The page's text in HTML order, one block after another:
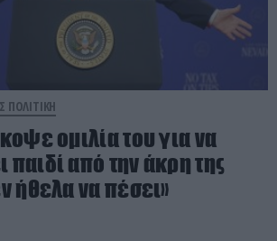
ΠΟΛΙΤΙΚΗ
ομιλία του για να
από την άκρη της
ήθελα να πέσει»